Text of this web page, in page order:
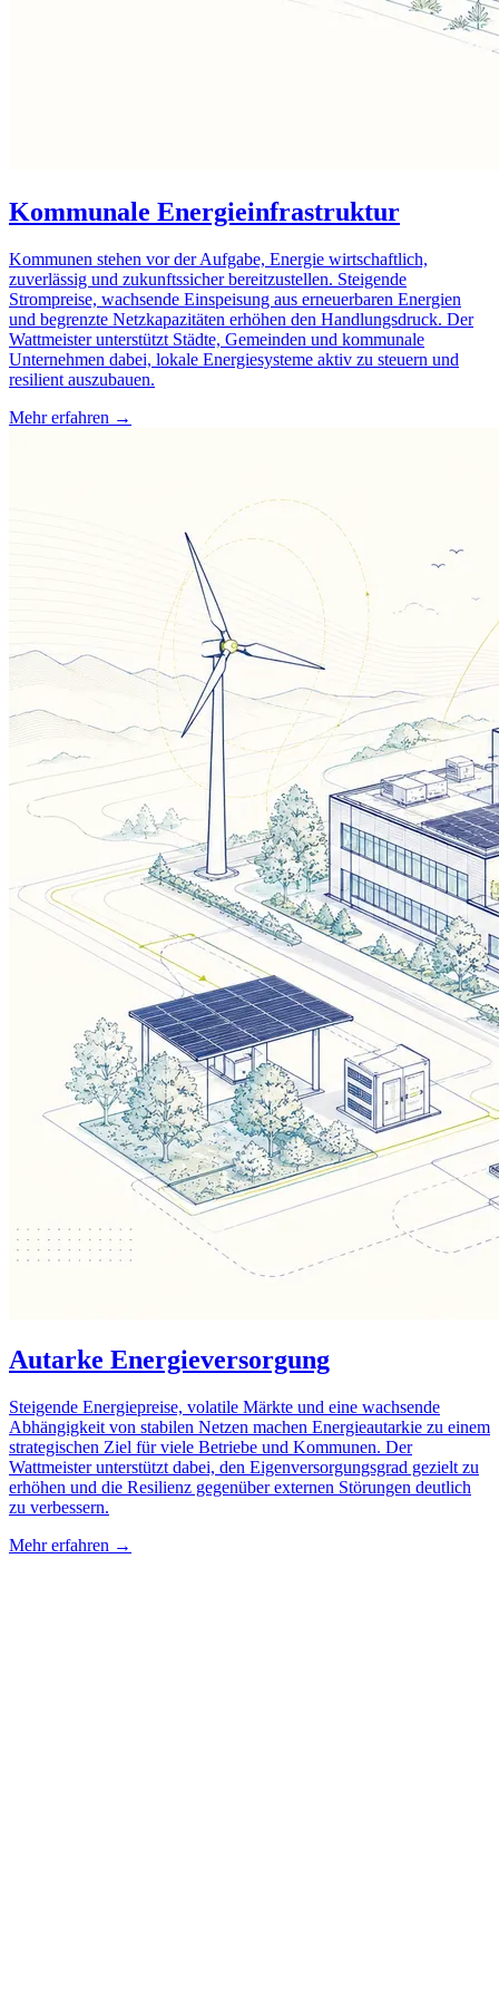
Kommunale Energieinfrastruktur
Kommunen stehen vor der Aufgabe, Energie wirtschaftlich,
zuverlässig und zukunftssicher bereitzustellen. Steigende
Strompreise, wachsende Einspeisung aus erneuerbaren Energien
und begrenzte Netzkapazitäten erhöhen den Handlungsdruck. Der
Wattmeister unterstützt Städte, Gemeinden und kommunale
Unternehmen dabei, lokale Energiesysteme aktiv zu steuern und
resilient auszubauen.
Mehr erfahren →
Autarke Energieversorgung
Steigende Energiepreise, volatile Märkte und eine wachsende
Abhängigkeit von stabilen Netzen machen Energieautarkie zu einem
strategischen Ziel für viele Betriebe und Kommunen. Der
Wattmeister unterstützt dabei, den Eigenversorgungsgrad gezielt zu
erhöhen und die Resilienz gegenüber externen Störungen deutlich
zu verbessern.
Mehr erfahren →